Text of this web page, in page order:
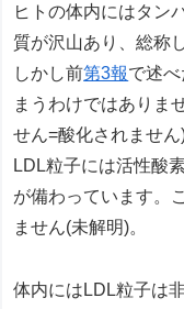
ヒトの体内にはタン
質が沢山あり、総称
しかし前第3報で述
まうわけではありま
せん=酸化されません)
LDL粒子には活性酸
が備わっています。
ません(未解明)。
体内にはLDL粒子は